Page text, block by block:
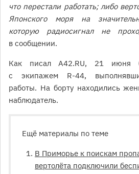
что перестали работать; либо
Японского моря на
которую радиосигнал не
в сообщении.
Как писал А42.RU, 21
с экипажем R-44,
работы. На борту находились
наблюдатель.
Ещё материалы по теме
В Приморье к поискам
вертолёта подключили